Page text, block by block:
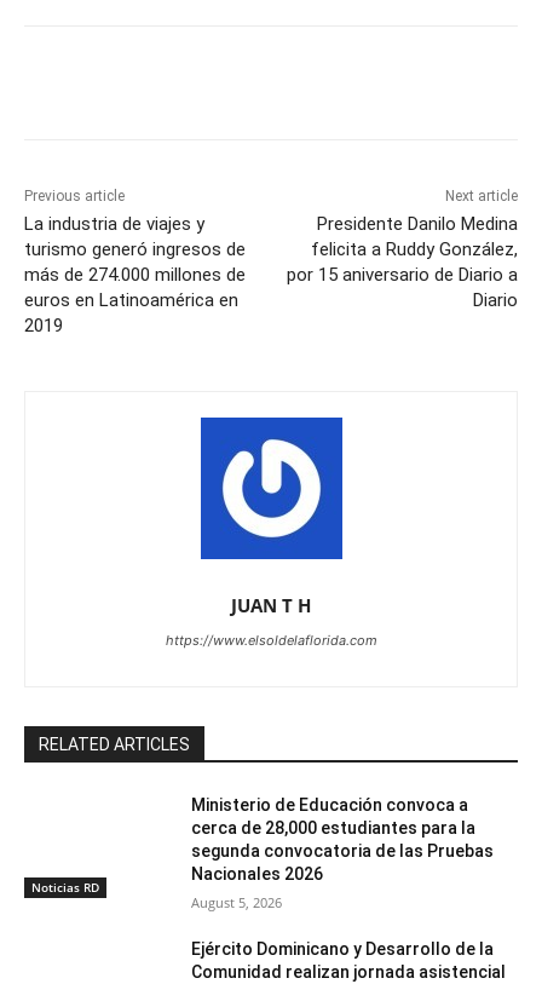
Previous article
La industria de viajes y
turismo generó ingresos de
más de 274.000 millones de
euros en Latinoamérica en
2019
Next article
Presidente Danilo Medina
felicita a Ruddy González,
por 15 aniversario de Diario a
Diario
JUAN T H
https://www.elsoldelaflorida.com
RELATED ARTICLES
Noticias RD
Ministerio de Educación convoca a
cerca de 28,000 estudiantes para la
segunda convocatoria de las Pruebas
Nacionales 2026
August 5, 2026
Ejército Dominicano y Desarrollo de la
Comunidad realizan jornada asistencial